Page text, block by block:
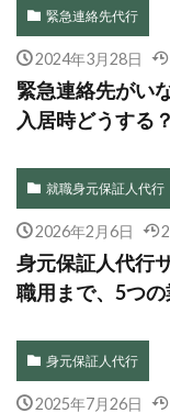
緊急連絡先代行
2024年3月28日
緊急連絡先がい
入居時どうする？
就職身元保証人代行
2026年2月6日
身元保証人代行
職用まで、5つ
身元保証人代行
2025年7月26日